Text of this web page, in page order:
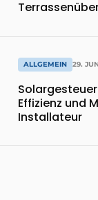
ALLGEMEIN 29.
Effizienz und
Installateur